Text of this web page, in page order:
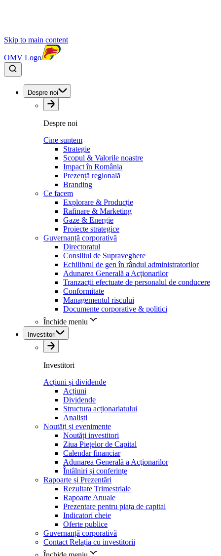
Skip to main content
OMV Logo
Despre noi
Despre noi
Cine suntem
Strategie
Scopul & Valorile noastre
Impact în România
Prezență regională
Branding
Ce facem
Explorare & Producție
Rafinare & Marketing
Gaze & Energie
Proiecte strategice
Guvernanță corporativă
Directoratul
Consiliul de Supraveghere
Echilibrul de gen în rândul administratorilor
Adunarea Generală a Acţionarilor
Tranzacții efectuate de personalul de conducere
Conformitate
Managementul riscului
Documente corporative & politici
Închide meniu
Investitori
Investitori
Acțiuni și dividende
Acțiuni
Dividende
Structura acționariatului
Analiști
Noutăți și evenimente
Noutăți investitori
Ziua Piețelor de Capital
Calendar financiar
Adunarea Generală a Acţionarilor
Întâlniri și conferințe
Rapoarte și Prezentări
Rezultate Trimestriale
Rapoarte Anuale
Prezentare pentru piața de capital
Indicatori cheie
Oferte publice
Guvernanță corporativă
Contact Relația cu investitorii